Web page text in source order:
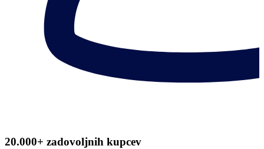
20.000+ zadovoljnih kupcev